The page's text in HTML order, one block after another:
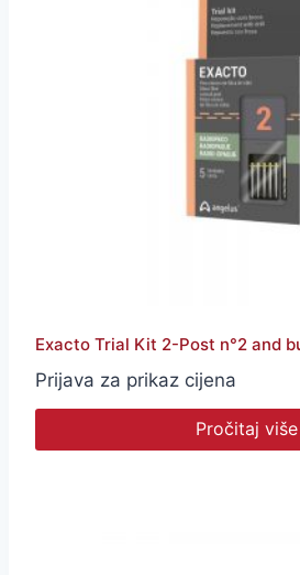
Exacto Trial Kit 2-Post n°2 and
Prijava za prikaz cijena
Pročitaj više